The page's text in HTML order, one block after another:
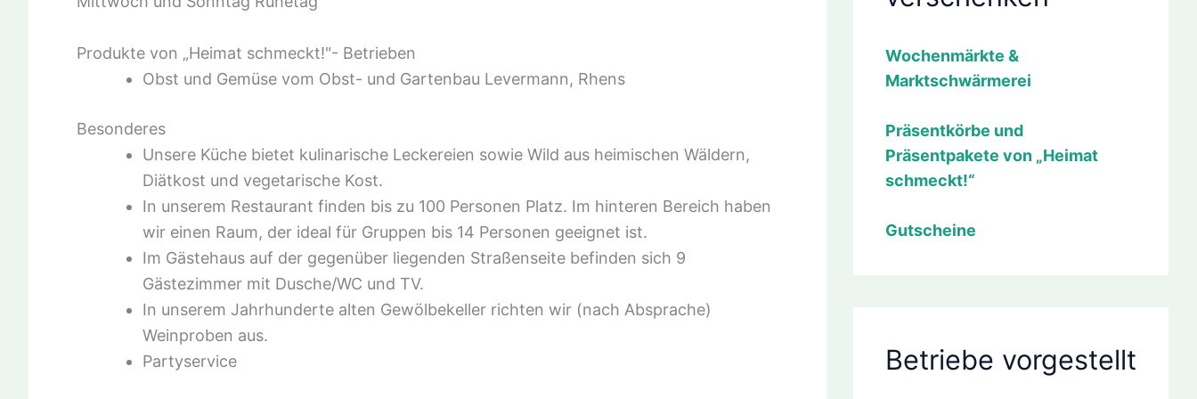
Produkte von „Heimat schmeckt!"- Betrieben
Obst und Gemüse vom Obst- und Gartenbau Levermann, Rhens
Besonderes
Unsere Küche bietet kulinarische Leckereien sowie Wild aus heimischen Wäldern,
Diätkost und vegetarische Kost.
In unserem Restaurant finden bis zu 100 Personen Platz. Im hinteren Bereich haben
wir einen Raum, der ideal für Gruppen bis 14 Personen geeignet ist.
Im Gästehaus auf der gegenüber liegenden Straßenseite befinden sich 9
Gästezimmer mit Dusche/WC und TV.
In unserem Jahrhunderte alten Gewölbekeller richten wir (nach Absprache)
Weinproben aus.
Partyservice
Wochenmärkte &
Marktschwärmerei
Präsentkörbe und
Präsentpakete von „Heimat
schmeckt!“
Gutscheine
Betriebe vorgestellt